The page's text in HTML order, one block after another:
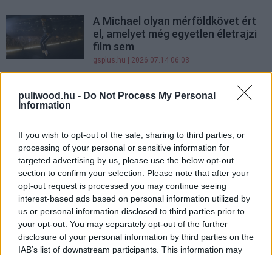
puliwood.hu - Do Not Process My Personal
Information
If you wish to opt-out of the sale, sharing to third parties, or
processing of your personal or sensitive information for
targeted advertising by us, please use the below opt-out
section to confirm your selection. Please note that after your
opt-out request is processed you may continue seeing
interest-based ads based on personal information utilized by
us or personal information disclosed to third parties prior to
your opt-out. You may separately opt-out of the further
disclosure of your personal information by third parties on the
IAB’s list of downstream participants. This information may
A Michael olyan mérföldkövet ért
el, amelyet még egyetlen életrajzi
film sem
gsplus.hu | 2026.07.14 06:03
főszereplőnője megszállott, a
A fillérekből készült youtuber-film
lenyomta a tavalyi év legjobb
horrorját
gsplus.hu | 2026.07.03 13:33
Dolph Lundgren sem érti, miért
bukott ekkorát az új He-Man-film
gsplus.hu| 2026.06.25 18:02